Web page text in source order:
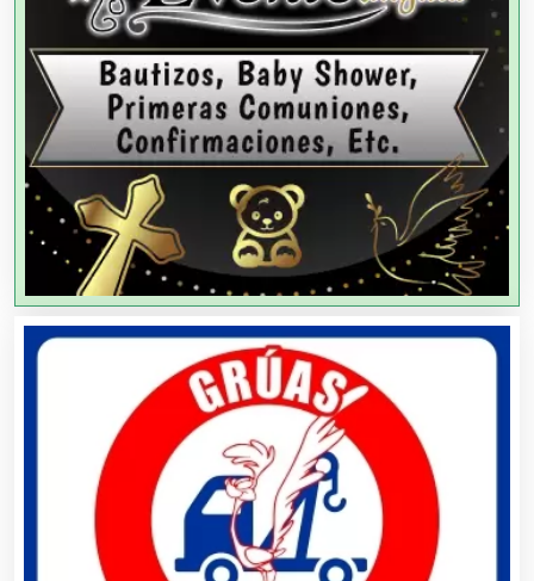
Agencias de Modelos
Agencias de Publicidad
Agencias de Viajes
Agricultores
Agricultura y Ganadería
Agua Purificada
Aire Acondicionado